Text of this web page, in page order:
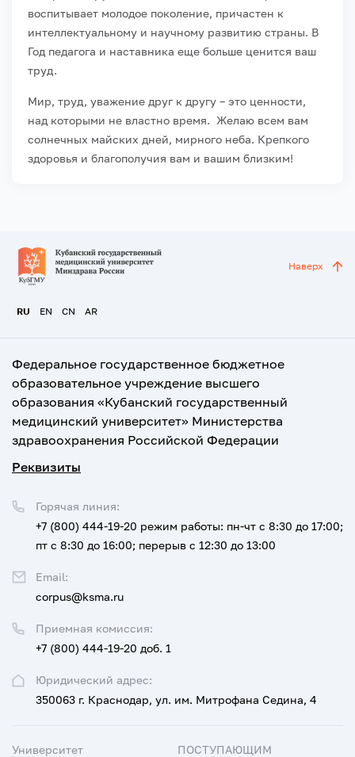
воспитывает молодое поколение, причастен к
интеллектуальному и научному развитию страны. В
Год педагога и наставника еще больше ценится ваш
труд.
Мир, труд, уважение друг к другу – это ценности,
над которыми не властно время. Желаю всем вам
солнечных майских дней, мирного неба. Крепкого
здоровья и благополучия вам и вашим близким!
RU EN CN AR
Наверх
Федеральное государственное бюджетное
образовательное учреждение высшего
образования «Кубанский государственный
медицинский университет» Министерства
здравоохранения Российской Федерации
Реквизиты
Юридический адрес:
350063 г. Краснодар, ул. им. Митрофана Седина, 4
Приемная комиссия:
+7 (800) 444-19-20 доб. 1
Горячая линия:
+7 (800) 444-19-20 режим работы: пн-чт с 8:30 до 17:00;
пт с 8:30 до 16:00; перерыв с 12:30 до 13:00
Email:
corpus@ksma.ru
Университет ПОСТУПАЮЩИМ